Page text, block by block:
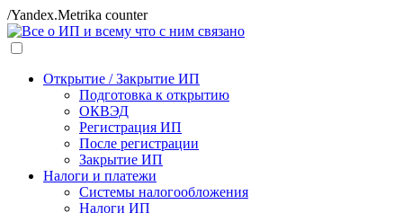
/Yandex.Metrika counter
Открытие / Закрытие ИП
Подготовка к открытию
ОКВЭД
Регистрация ИП
После регистрации
Закрытие ИП
Налоги и платежи
Системы налогообложения
Налоги ИП